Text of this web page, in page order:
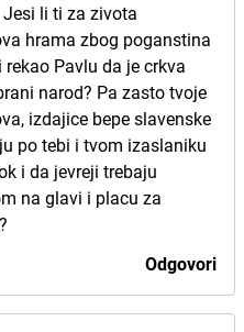
li ti za zivota
hrama zbog poganstina
Pavlu da je crkva
narod? Pa zasto tvoje
izdajice bepe slavenske
po tebi i tvom izaslaniku
i da jevreji trebaju
na glavi i placu za
Odgovori